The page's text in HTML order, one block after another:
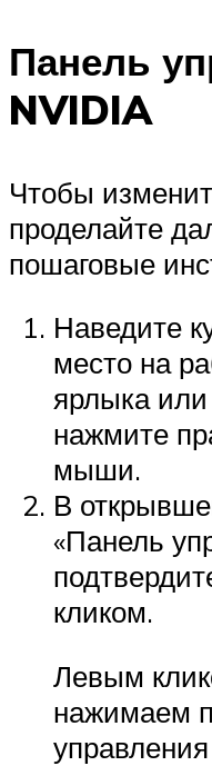
Панель
NVIDIA
Чтобы
проделайте
пошаговые
Наведите
место на
ярлыка
нажмите
мыши.
В
«Панель
кликом.
Левым
нажимаем